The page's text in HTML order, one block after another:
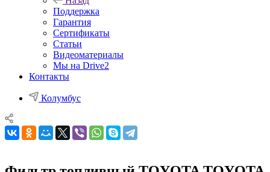
Поддержка
Гарантия
Сертификаты
Статьи
Видеоматериалы
Мы на Drive2
Контакты
Колумбус